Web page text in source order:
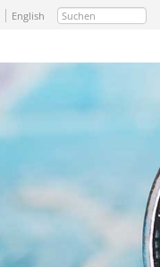
Suchen
English